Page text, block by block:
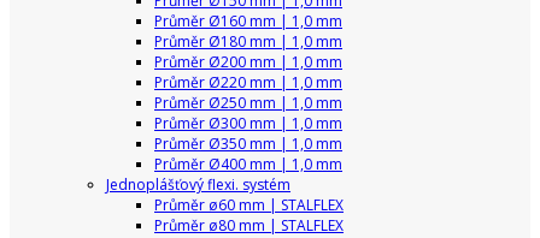
Průměr Ø160 mm | 1,0 mm
Průměr Ø180 mm | 1,0 mm
Průměr Ø200 mm | 1,0 mm
Průměr Ø220 mm | 1,0 mm
Průměr Ø250 mm | 1,0 mm
Průměr Ø300 mm | 1,0 mm
Průměr Ø350 mm | 1,0 mm
Průměr Ø400 mm | 1,0 mm
Jednoplášťový flexi. systém
Průměr ø60 mm | STALFLEX
Průměr ø80 mm | STALFLEX